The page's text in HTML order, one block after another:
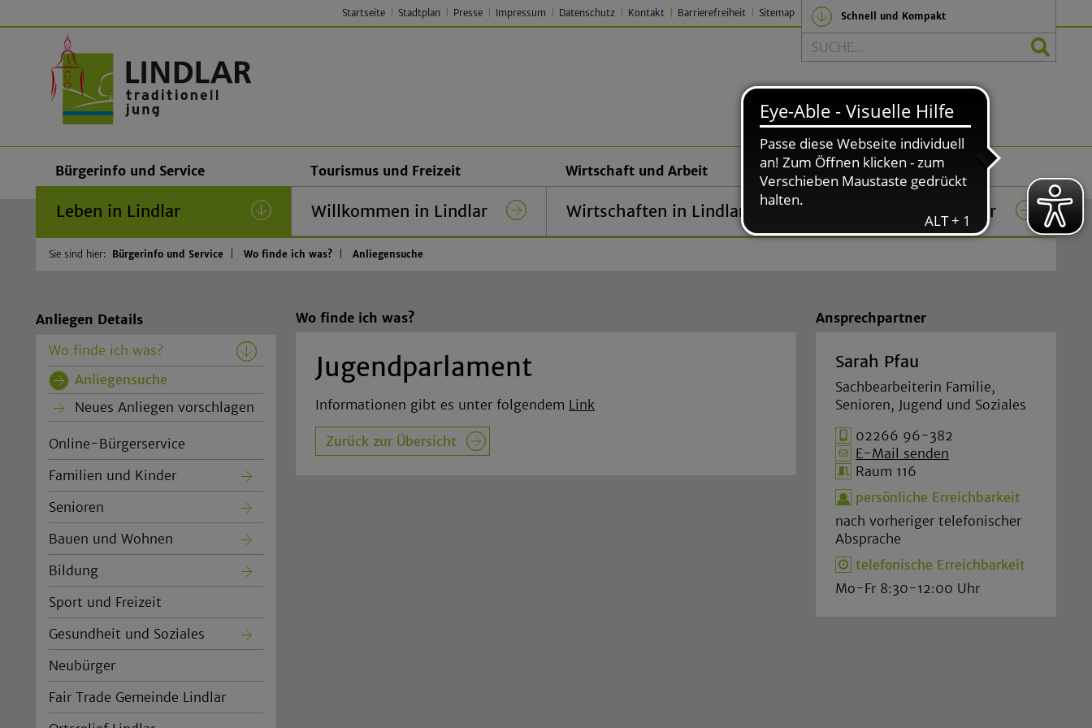
Startseite Stadtplan Presse Impressum Datenschutz Kontakt Barrierefreiheit Sitemap Schnell und Kompakt
Suche
Bürgerinfo und Service
Leben in Lindlar
Tourismus und Freizeit
Willkommen in Lindlar
Wirtschaft und Arbeit
Wirtschaften in Lindlar
Politik und Verwaltung
Das Rathaus in Lindlar
Sie sind hier: Bürgerinfo und Service Wo finde ich was? Anliegensuche
Anliegen Details
Wo finde ich was?
Anliegensuche
Neues Anliegen vorschlagen
Online-Bürgerservice
Familien und Kinder
Senioren
Bauen und Wohnen
Bildung
Sport und Freizeit
Gesundheit und Soziales
Neubürger
Fair Trade Gemeinde Lindlar
Wo finde ich was?
Jugendparlament
Informationen gibt es unter folgendem Link
Zurück zur Übersicht
Ansprechpartner
Sarah Pfau
Sachbearbeiterin Familie,
Senioren, Jugend und Soziales
02266 96-382
E-Mail senden
Raum 116
persönliche Erreichbarkeit
nach vorheriger telefonischer
Absprache
telefonische Erreichbarkeit
Mo-Fr 8:30-12:00 Uhr